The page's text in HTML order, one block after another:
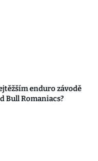
enduro závodě
Bull Romaniacs?